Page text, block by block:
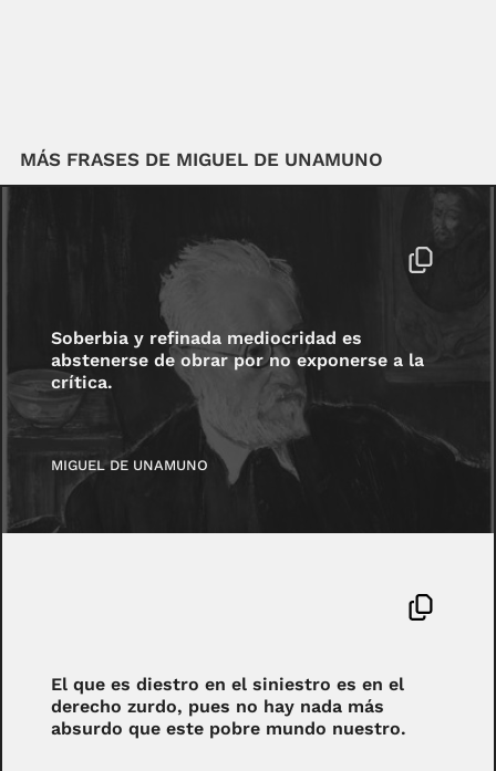
MÁS FRASES DE MIGUEL DE UNAMUNO
Soberbia y refinada mediocridad es
abstenerse de obrar por no exponerse a la
crítica.
MIGUEL DE UNAMUNO
El que es diestro en el siniestro es en el
derecho zurdo, pues no hay nada más
absurdo que este pobre mundo nuestro.